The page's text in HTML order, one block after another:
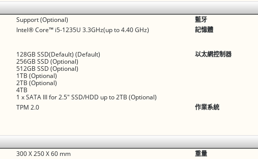
Support (Optional) 藍牙
Intel® Core™ i5-1235U 3.3GHz(up to 4.40 GHz) 記憶體
128GB SSD(Default) (Default)
256GB SSD (Optional)
512GB SSD (Optional)
1TB (Optional)
2TB (Optional)
4TB
1 x SATA III for 2.5" SSD/HDD up to 2TB (Optional)
以太網控制器
TPM 2.0 作業系統
300 X 250 X 60 mm 重量